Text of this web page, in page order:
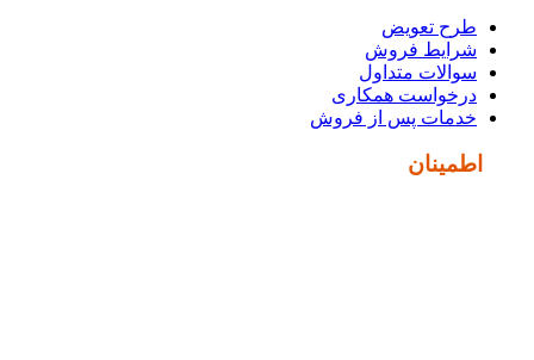
طرح تعویض
شرایط فروش
سوالات متداول
درخواست همکاری
خدمات پس از فروش
اطمینان